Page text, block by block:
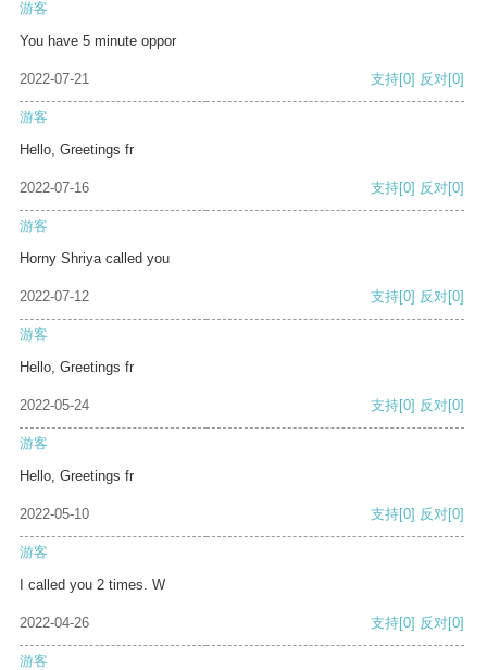
游客
You have 5 minute oppor
2022-07-21 支持[0] 反对[0]
游客
Hello, Greetings fr
2022-07-16 支持[0] 反对[0]
游客
Horny Shriya called you
2022-07-12 支持[0] 反对[0]
游客
Hello, Greetings fr
2022-05-24 支持[0] 反对[0]
游客
Hello, Greetings fr
2022-05-10 支持[0] 反对[0]
游客
I called you 2 times. W
2022-04-26 支持[0] 反对[0]
游客